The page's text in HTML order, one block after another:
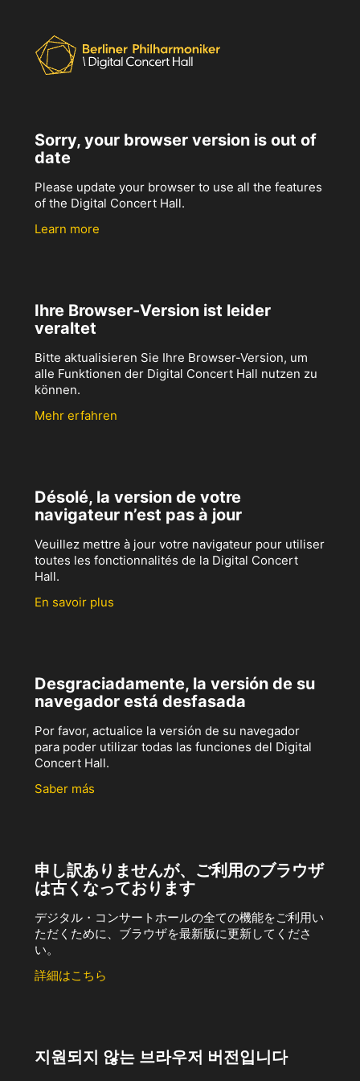
Sorry, your browser version is out of
date
Please update your browser to use all the features
of the Digital Concert Hall.
Learn more
Ihre Browser-Version ist leider
veraltet
Bitte aktualisieren Sie Ihre Browser-Version, um
alle Funktionen der Digital Concert Hall nutzen zu
können.
Mehr erfahren
Désolé, la version de votre
navigateur n’est pas à jour
Veuillez mettre à jour votre navigateur pour utiliser
toutes les fonctionnalités de la Digital Concert
Hall.
En savoir plus
Desgraciadamente, la versión de su
navegador está desfasada
Por favor, actualice la versión de su navegador
para poder utilizar todas las funciones del Digital
Concert Hall.
Saber más
申し訳ありませんが、ご利用のブラウザ
は古くなっております
デジタル・コンサートホールの全ての機能をご利用い
ただくために、ブラウザを最新版に更新してくださ
い。
詳細はこちら
지원되지 않는 브라우저 버전입니다